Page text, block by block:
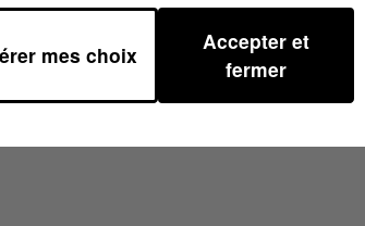
mes choix
Accepter et
fermer